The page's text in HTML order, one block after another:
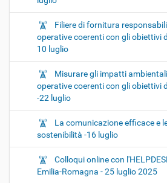
Filiere di fornitura
operative coerenti con gli obiettivi
10 luglio
Misurare gli impatti
operative coerenti con gli obiettivi
-22 luglio
La comunicazione efficace e
sostenibilità -16 luglio
Colloqui online con
Emilia-Romagna - 25 luglio 2025